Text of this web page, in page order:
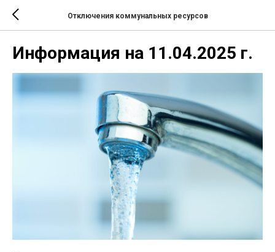
Отключения коммунальных ресурсов
Информация на 11.04.2025 г.